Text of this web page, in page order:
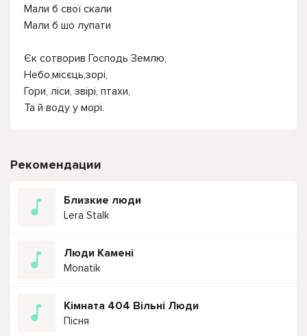
Мали б свої скали
Мали б шо лупати
Єк сотворив Господь Землю,
Небо,місєць,зорі,
Гори, ліси, звірі, птахи,
Та й воду у морі.
Рекомендации
Близкие люди
Lera Stalk
Люди Камені
Monatik
Кімната 404 Вільні Люди
Пісня